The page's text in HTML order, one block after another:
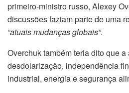
primeiro-ministro russo, Alexey
discussões faziam parte de uma
“atuais mudanças globais”.
Overchuk também teria dito que
desdolarização, independência
industrial, energia e segurança